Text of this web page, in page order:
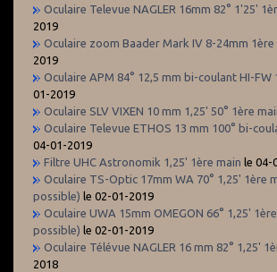
Oculaire Televue NAGLER 16mm 82° 1'25'
2019
Oculaire zoom Baader Mark IV 8-24mm 1ère
2019
Oculaire APM 84° 12,5 mm bi-coulant HI-FW
01-2019
Oculaire SLV VIXEN 10 mm 1,25' 50° 1ère
Oculaire Televue ETHOS 13 mm 100° bi-
04-01-2019
Filtre UHC Astronomik 1,25' 1ère main le 04-
Oculaire TS-Optic 17mm WA 70° 1,25' 1ère
possible) le 02-01-2019
Oculaire UWA 15mm OMEGON 66° 1,25'
possible) le 02-01-2019
Oculaire Télévue NAGLER 16 mm 82° 1,25'
2018